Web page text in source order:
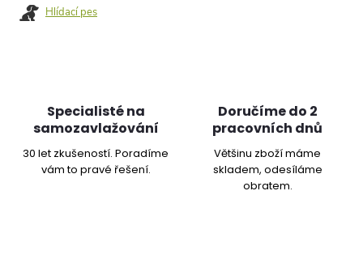
Hlídací pes
Specialisté na
samozavlažování
30 let zkušeností. Poradíme
vám to pravé řešení.
Doručíme do 2
pracovních dnů
Většinu zboží máme
skladem, odesíláme
obratem.